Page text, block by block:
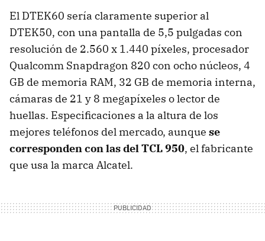
El DTEK60 sería claramente superior al
DTEK50, con una pantalla de 5,5 pulgadas con
resolución de 2.560 x 1.440 píxeles, procesador
Qualcomm Snapdragon 820 con ocho núcleos, 4
GB de memoria RAM, 32 GB de memoria interna,
cámaras de 21 y 8 megapíxeles o lector de
huellas. Especificaciones a la altura de los
mejores teléfonos del mercado, aunque se
corresponden con las del TCL 950, el fabricante
que usa la marca Alcatel.